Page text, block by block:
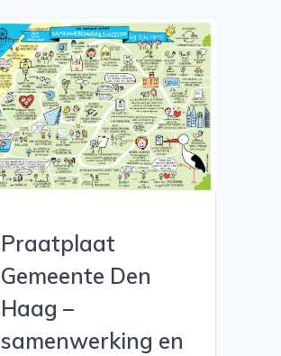
Praatplaat
Gemeente Den
Haag –
samenwerking en